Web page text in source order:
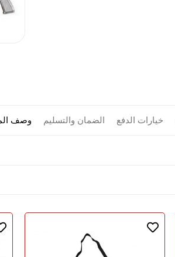
وصف الضمان والتسليم خيارات الدفع